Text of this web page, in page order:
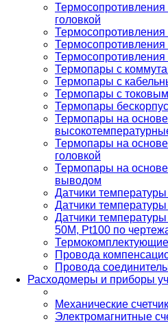
головкой
Термопары с
Термопары с
Термопары с
Термопары
Термопары на
Термопары на
головкой
Термопары на
выводом
Датчики
Датчики
Датчики
50М, Pt100 по
Термокомплектующие
Провода
Провода
Расходомеры и приборы
Механические
Электромагнитные